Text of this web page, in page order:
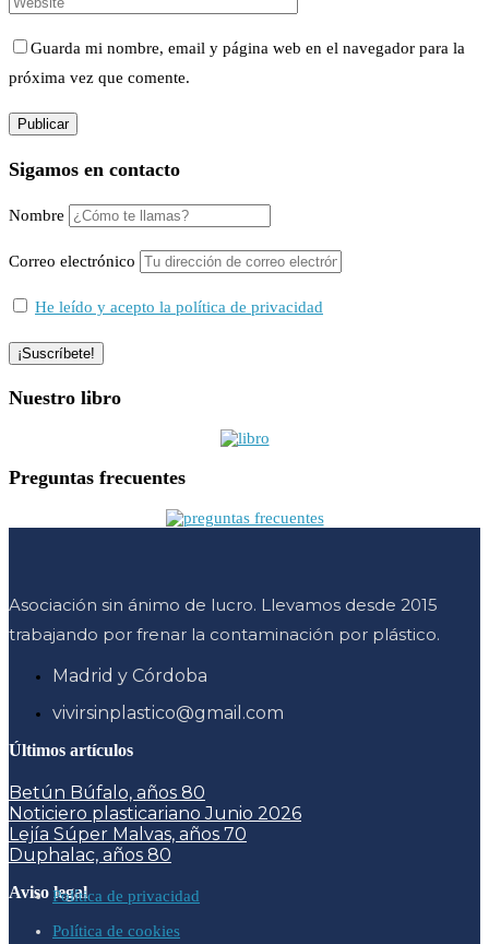
Guarda mi nombre, email y página web en el navegador para la
próxima vez que comente.
Sigamos en contacto
Nombre
Correo electrónico
He leído y acepto la política de privacidad
Nuestro libro
Preguntas frecuentes
Asociación sin ánimo de lucro. Llevamos desde 2015
trabajando por frenar la contaminación por plástico.
Madrid y Córdoba
vivirsinplastico@gmail.com
Últimos artículos
Betún Búfalo, años 80
Noticiero plasticariano Junio 2026
Lejía Súper Malvas, años 70
Duphalac, años 80
Aviso legalPolítica de privacidad
Política de cookies